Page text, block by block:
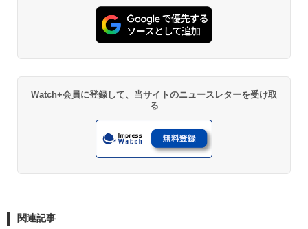
Watch+会員に登録して、当サイトのニュースレターを受け取
る
関連記事